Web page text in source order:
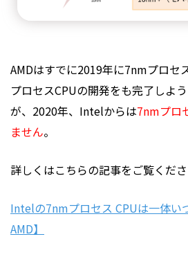
AMDはすでに2019年に7nmプロセ
プロセスCPUの開発をも完了しよ
が、2020年、Intelからは7nmプロ
ません。
詳しくはこちらの記事をご覧くださ
Intelの7nmプロセス CPUは一体い
AMD】